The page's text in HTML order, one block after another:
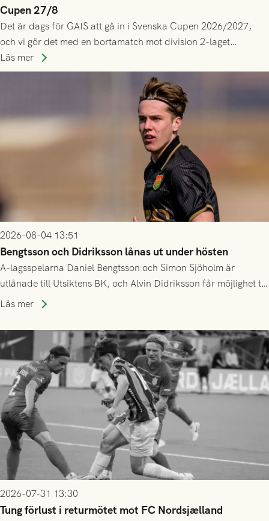
Cupen 27/8
Det är dags för GAIS att gå in i Svenska Cupen 2026/2027,
och vi gör det med en bortamatch mot division 2-laget
Husqvarna FF. Häng med och stötta grönsvart på plats!
Läs mer
2026-08-04 13:51
Bengtsson och Didriksson lånas ut under hösten
A-lagsspelarna Daniel Bengtsson och Simon Sjöholm är
utlånade till Utsiktens BK, och Alvin Didriksson får möjlighet till
speltid i Hestrafors genom föreningssamarbete.
Läs mer
2026-07-31 13:30
Tung förlust i returmötet mot FC Nordsjælland